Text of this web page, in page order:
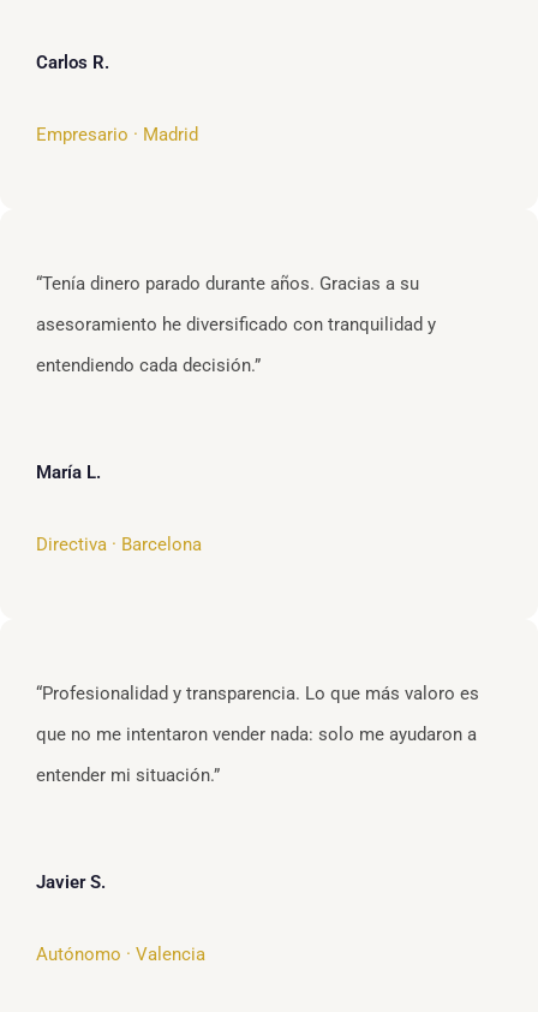
Carlos R.
Empresario · Madrid
“Tenía dinero parado durante años. Gracias a su
asesoramiento he diversificado con tranquilidad y
entendiendo cada decisión.”
María L.
Directiva · Barcelona
“Profesionalidad y transparencia. Lo que más valoro es
que no me intentaron vender nada: solo me ayudaron a
entender mi situación.”
Javier S.
Autónomo · Valencia